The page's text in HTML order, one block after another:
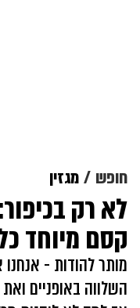
חופש מגזין
לא רק
קסם מיוחד
מותר להודות -
השלווה באופניים